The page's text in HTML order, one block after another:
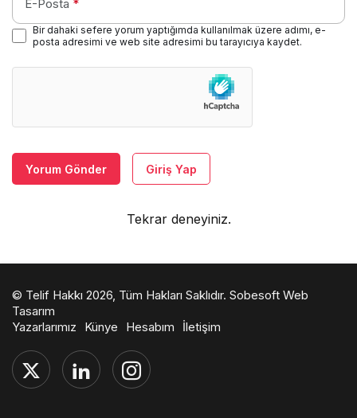
E-Posta *
Bir dahaki sefere yorum yaptığımda kullanılmak üzere adımı, e-
posta adresimi ve web site adresimi bu tarayıcıya kaydet.
Yorum Gönder Giriş Yap
Tekrar deneyiniz.
© Telif Hakkı 2026, Tüm Hakları Saklıdır. Sobesoft Web
Tasarım
Yazarlarımız
Künye Hesabım İletişim